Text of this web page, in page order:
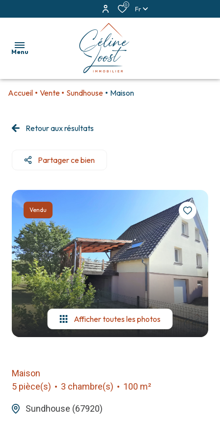
0 Fr
Menu
estimation
e-
mail
notre
agence
contact
Accueil Vente Sundhouse Maison
Retour aux résultats
Partager ce bien
Vendu
Afficher toutes les photos
Maison
5 pièce(s)
3 chambre(s) 100 m²
Sundhouse (67920)